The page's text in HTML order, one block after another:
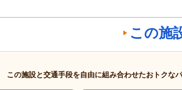
この施
この施設と交通手段を自由に組み合わせたおトクな